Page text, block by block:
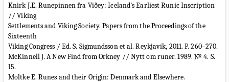
Knirk J.E. Runepinnen fra Viðey: Iceland’s Earliest Runic Inscription
// Viking
Settlements and Viking Society. Papers from the Proceedings of the
Sixteenth
Viking Congress / Ed. S. Sigmundsson et al. Reykjavík, 2011. P. 260–270.
McKinnell J. A New Find from Orkney // Nytt om runer. 1989. № 4. S.
15.
Moltke E. Runes and their Origin: Denmark and Elsewhere.